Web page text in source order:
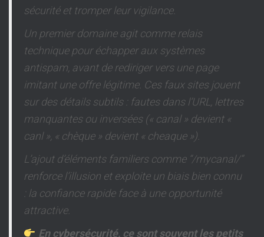
sécurité et tromper leur vigilance.
Un premier domaine agit comme relais
technique pour échapper aux systèmes
antispam, avant de rediriger vers une page
imitant une offre légitime. Ces faux sites jouent
sur des détails subtils : fautes dans l’URL, lettres
manquantes ou inversées (« canal » devient «
canl », « chèque » devient « cheaque »).
L’ajout d’éléments familiers comme “/mycanal/”
renforce l’illusion et exploite un biais bien connu
: la confiance rapide face à une opportunité
attractive.
En cybersécurité, ce sont souvent les petits